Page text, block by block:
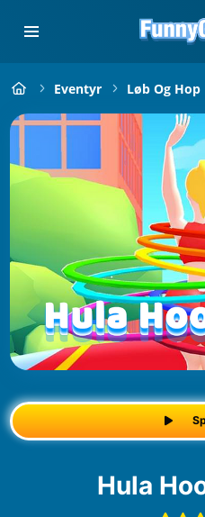
Eventyr Løb Og Hop
Hula